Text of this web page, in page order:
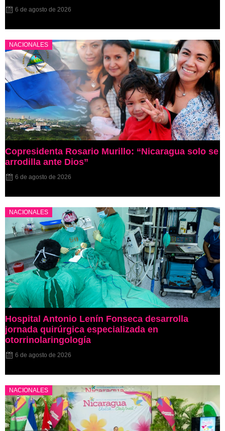
6 de agosto de 2026
NACIONALES
Copresidenta Rosario Murillo: “Nicaragua solo se
arrodilla ante Dios”
6 de agosto de 2026
NACIONALES
Hospital Antonio Lenín Fonseca desarrolla
jornada quirúrgica especializada en
otorrinolaringología
6 de agosto de 2026
NACIONALES